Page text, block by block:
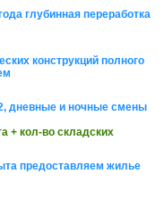
глубинная переработка
конструкций полного
дневные и ночные смены
+ кол-во складских
предоставляем жилье